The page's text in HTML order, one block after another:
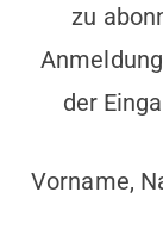
zu
der
Vorname,